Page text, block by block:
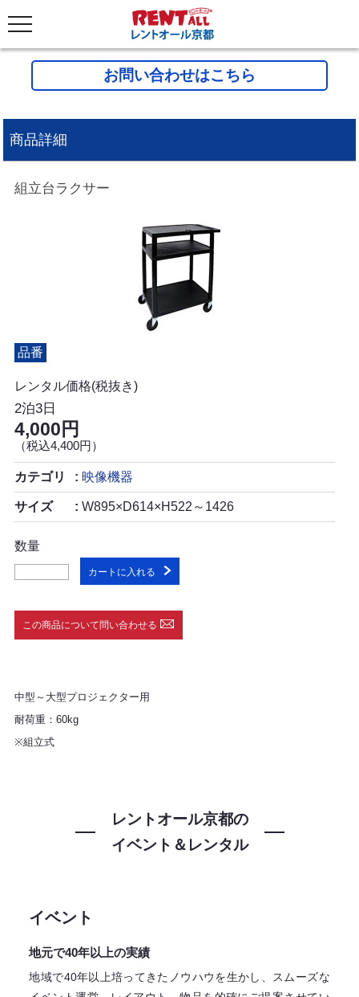
お問い合わせはこちら
商品詳細
組立台ラクサー
品番
レンタル価格(税抜き)
2泊3日
4,000円
（税込4,400円）
カテゴリ 映像機器
サイズ W895×D614×H522～1426
数量
カートに入れる
この商品について問い合わせる
中型～大型プロジェクター用
耐荷重：60kg
※組立式
レントオール京都の
イベント＆レンタル
イベント
地元で40年以上の実績
地域で40年以上培ってきたノウハウを生かし、スムーズな